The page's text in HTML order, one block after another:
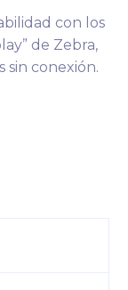
con los
de Zebra,
sin conexión.